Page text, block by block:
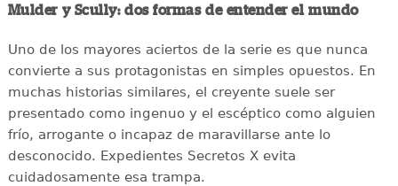
Mulder y Scully: dos formas de entender el mundo
Uno de los mayores aciertos de la serie es que nunca
convierte a sus protagonistas en simples opuestos. En
muchas historias similares, el creyente suele ser
presentado como ingenuo y el escéptico como alguien
frío, arrogante o incapaz de maravillarse ante lo
desconocido. Expedientes Secretos X evita
cuidadosamente esa trampa.